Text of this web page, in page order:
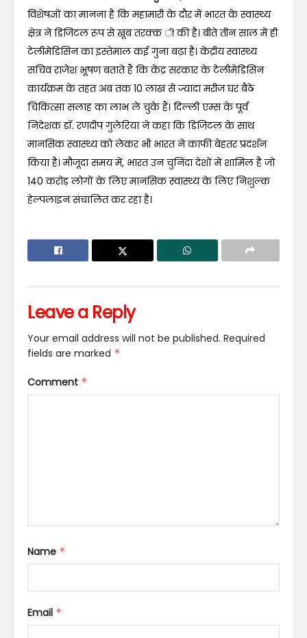
विशेषज्ञों का मानना है कि महामारी के दौर में भारत के स्वास्थ्य
क्षेत्र ने डिजिटल रूप से खूब तरक्क ी की है। बीते तीन साल में ही
टेलीमेडिसिन का इस्तेमाल कई गुना बढ़ा है। केंद्रीय स्वास्थ्य
सचिव राजेश भूषण बताते हैं कि केंद्र सरकार के टेलीमेडिसिन
कार्यक्रम के तहत अब तक 10 लाख से ज्यादा मरीज घर बैठे
चिकित्सा सलाह का लाभ ले चुके हैं। दिल्ली एम्स के पूर्व
निदेशक डॉ. रणदीप गुलेरिया ने कहा कि डिजिटल के साथ
मानसिक स्वास्थ्य को लेकर भी भारत ने काफी बेहतर प्रदर्शन
किया है। मौजूदा समय में, भारत उन चुनिंदा देशों में शामिल है जो
140 करोड़ लोगों के लिए मानसिक स्वास्थ्य के लिए निशुल्क
हेल्पलाइन संचालित कर रहा है।
Leave a Reply
Your email address will not be published. Required
fields are marked *
Comment *
Name *
Email *